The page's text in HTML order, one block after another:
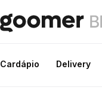
Cardápio Delivery